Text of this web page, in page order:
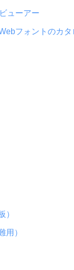
ューアー
フォントのカタ
）
用）